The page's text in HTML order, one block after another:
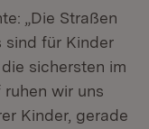
„Die Straßen
sind für Kinder
sichersten im
wir uns
Kinder, gerade